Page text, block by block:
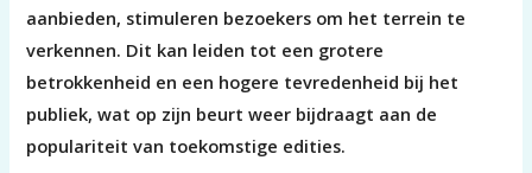
aanbieden, stimuleren bezoekers om het terrein te
verkennen. Dit kan leiden tot een grotere
betrokkenheid en een hogere tevredenheid bij het
publiek, wat op zijn beurt weer bijdraagt aan de
populariteit van toekomstige edities.